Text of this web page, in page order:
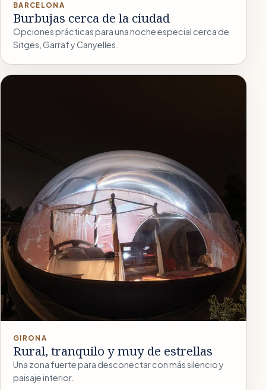
BARCELONA
Burbujas cerca de la ciudad
Opciones prácticas para una noche especial cerca de
Sitges, Garraf y Canyelles.
GIRONA
Rural, tranquilo y muy de estrellas
Una zona fuerte para desconectar con más silencio y
paisaje interior.